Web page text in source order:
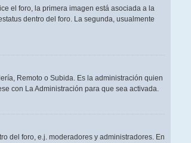
el foro, la primera imagen está asociada a la
dentro del foro. La segunda, usualmente
Remoto o Subida. Es la administración quien
con La Administración para que sea activada.
del foro, e.j. moderadores y administradores. En